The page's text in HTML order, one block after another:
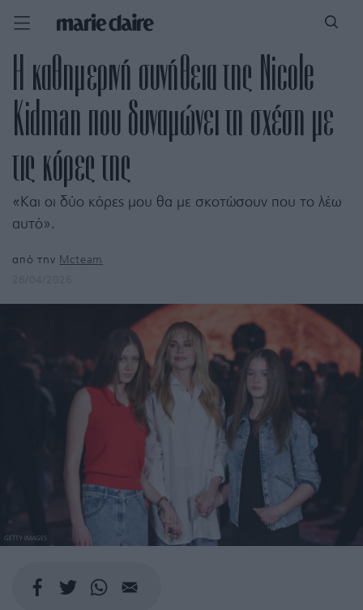
Η καθημερινή συνήθεια της Nicole
Kidman που δυναμώνει τη σχέση με
τις κόρες της
«Και οι δύο κόρες μου θα με σκοτώσουν που το λέω
αυτό».
από την Mcteam
GETTY IMAGES